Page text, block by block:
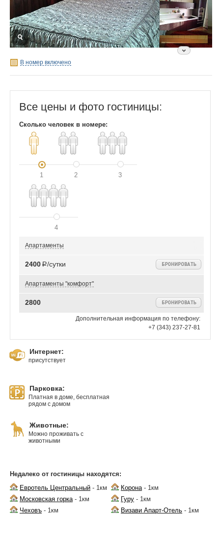
В номер включено
Все цены и фото гостиницы:
Сколько человек в номере:
1 2 3
4
Апартаменты
2400 Р/сутки
Апартаменты "комфорт"
2800
Дополнительная информация по телефону:
+7 (343) 237-27-81
Интернет:
присутствует
Парковка:
Платная в доме, бесплатная
рядом с домом
Животные:
Можно проживать с
животными
Недалеко от гостиницы находятся:
Евротель Центральный - 1км Корона - 1км
Московская горка - 1км Гуру - 1км
Чеховъ - 1км Визави Апарт-Отель - 1км